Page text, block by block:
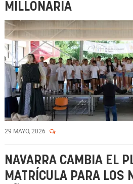
MILLONARIA
29 MAYO, 2026
NAVARRA CAMBIA EL
MATRÍCULA PARA LOS